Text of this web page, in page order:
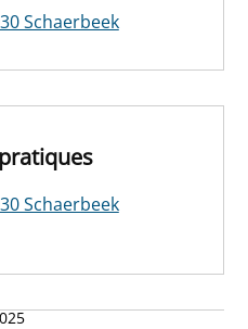
Schaerbeek
Schaerbeek